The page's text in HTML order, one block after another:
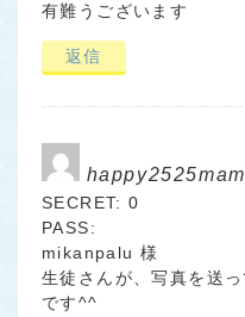
有難うございます
返信
SECRET: 0
PASS:
mikanpalu 様
生徒さんが、写真を送
です^^